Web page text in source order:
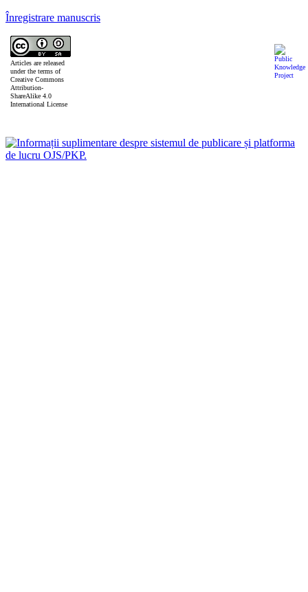
Înregistrare manuscris
Articles are released
under the terms of
Creative Commons
Attribution-
ShareAlike 4.0
International License